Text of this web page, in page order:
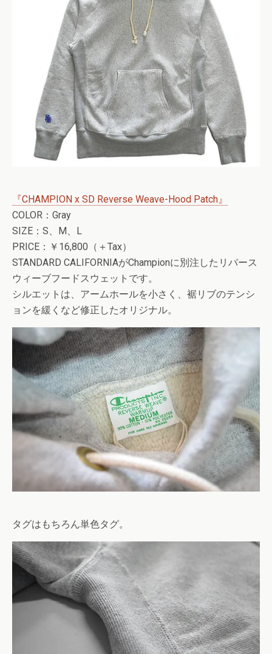
『CHAMPION x SD Reverse Weave-Hood Patch』
COLOR：Gray
SIZE：S、M、L
PRICE：￥16,800（＋Tax）
STANDARD CALIFORNIAがChampionに別注したリバース
ウィーブフードスウェットです。
シルエットは、アームホールを小さく、裾リブのテンシ
ョンを緩くなど修正したオリジナル。
タグはもちろん単色タグ。